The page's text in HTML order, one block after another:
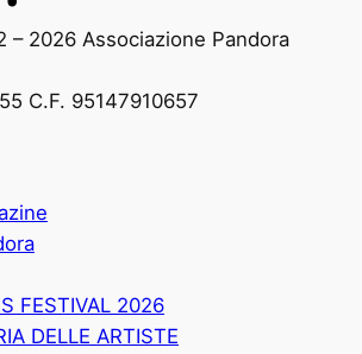
2026 Associazione Pandora
C.F. 95147910657
FESTIVAL 2026
DELLE ARTISTE